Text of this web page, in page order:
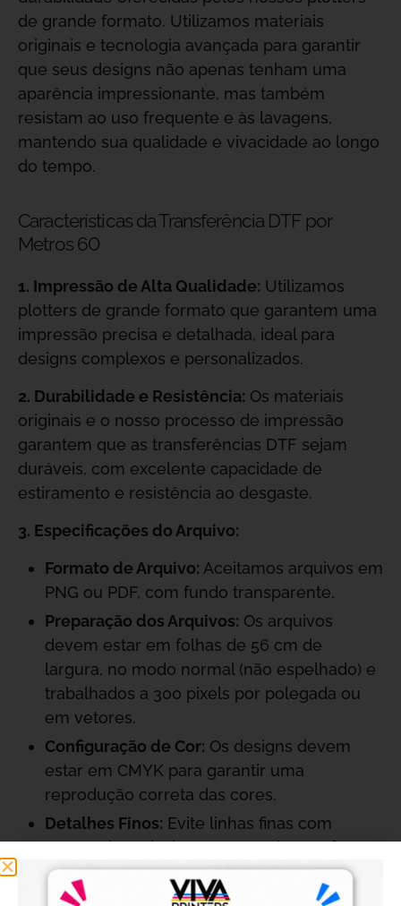
de grande formato. Utilizamos materiais
originais e tecnologia avançada para garantir
que seus designs não apenas tenham uma
aparência impressionante, mas também
resistam ao uso frequente e às lavagens,
mantendo sua qualidade e vivacidade ao longo
do tempo.
Características da Transferência DTF por
Metros 60
1. Impressão de Alta Qualidade: Utilizamos
plotters de grande formato que garantem uma
impressão precisa e detalhada, ideal para
designs complexos e personalizados.
2. Durabilidade e Resistência: Os materiais
originais e o nosso processo de impressão
garantem que as transferências DTF sejam
duráveis, com excelente capacidade de
estiramento e resistência ao desgaste.
3. Especificações do Arquivo:
Formato de Arquivo: Aceitamos arquivos em
PNG ou PDF, com fundo transparente.
Preparação dos Arquivos: Os arquivos
devem estar em folhas de 56 cm de
largura, no modo normal (não espelhado) e
trabalhados a 300 pixels por polegada ou
em vetores.
Configuração de Cor: Os designs devem
estar em CMYK para garantir uma
reprodução correta das cores.
Detalhes Finos: Evite linhas finas com
menos de 8 pixels para garantir uma fixação
adequada.